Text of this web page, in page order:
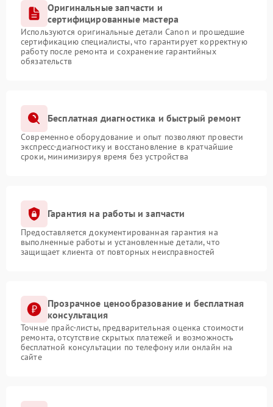
Оригинальные запчасти и
сертифицированные мастера
Используются оригинальные детали Canon и прошедшие
сертификацию специалисты, что гарантирует корректную
работу после ремонта и сохранение гарантийных
обязательств
Бесплатная диагностика и быстрый ремонт
Современное оборудование и опыт позволяют провести
экспресс-диагностику и восстановление в кратчайшие
сроки, минимизируя время без устройства
Гарантия на работы и запчасти
Предоставляется документированная гарантия на
выполненные работы и установленные детали, что
защищает клиента от повторных неисправностей
Прозрачное ценообразование и бесплатная
консультация
Точные прайс-листы, предварительная оценка стоимости
ремонта, отсутствие скрытых платежей и возможность
бесплатной консультации по телефону или онлайн на
сайте